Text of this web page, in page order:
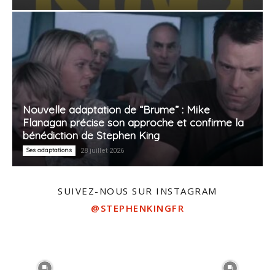
Nouvelle adaptation de “Brume” : Mike
Flanagan précise son approche et confirme la
bénédiction de Stephen King
Ses adaptations 28 juillet 2026
SUIVEZ-NOUS SUR INSTAGRAM
@STEPHENKINGFR